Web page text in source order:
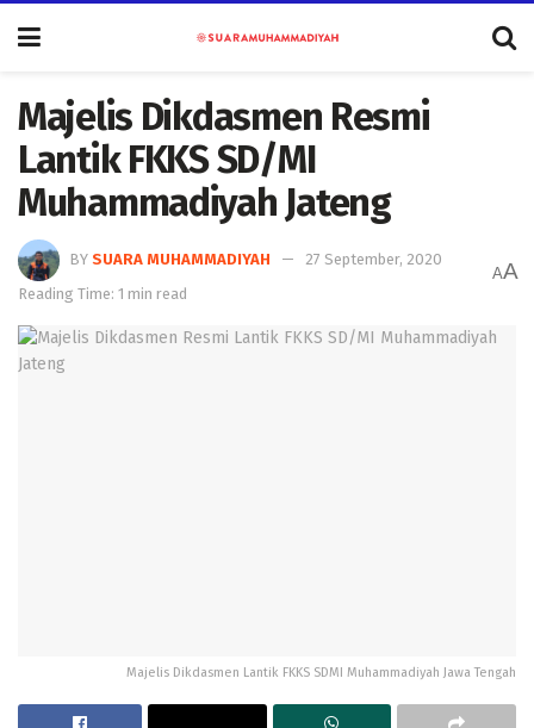
Majelis Dikdasmen Resmi
Lantik FKKS SD/MI
Muhammadiyah Jateng
BY SUARA MUHAMMADIYAH
27 September, 2020
Reading Time: 1 min read
AA
Majelis Dikdasmen Lantik FKKS SDMI Muhammadiyah Jawa Tengah